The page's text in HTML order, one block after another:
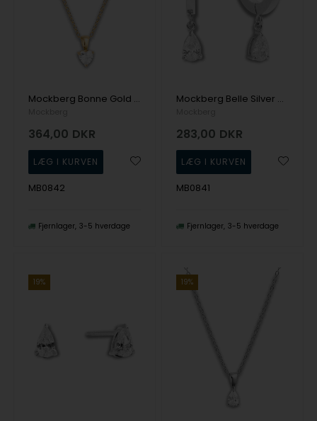
Mockberg Bonne Gold Necklace White Halskæde
364,00 DKR
MB0842
Fjernlager 3-5 hverdage
Mockberg Belle Silver Hoops White Ørering
283,00 DKR
MB0841
Fjernlager 3-5 hverdage
19% 19%